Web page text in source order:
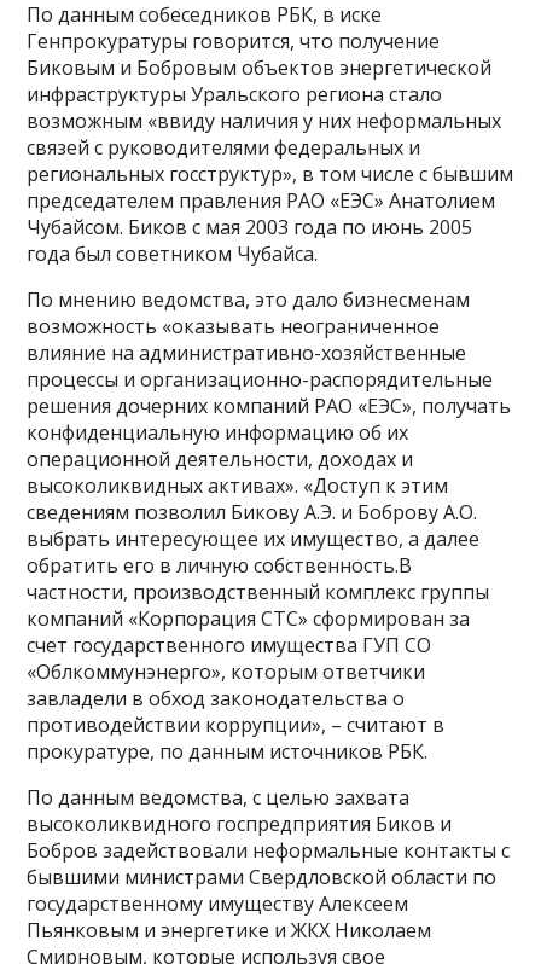
По данным собеседников РБК, в иске
Генпрокуратуры говорится, что получение
Биковым и Бобровым объектов энергетической
инфраструктуры Уральского региона стало
возможным «ввиду наличия у них неформальных
связей с руководителями федеральных и
региональных госструктур», в том числе с бывшим
председателем правления РАО «ЕЭС» Анатолием
Чубайсом. Биков с мая 2003 года по июнь 2005
года был советником Чубайса.
По мнению ведомства, это дало бизнесменам
возможность «оказывать неограниченное
влияние на административно-хозяйственные
процессы и организационно-распорядительные
решения дочерних компаний РАО «ЕЭС», получать
конфиденциальную информацию об их
операционной деятельности, доходах и
высоколиквидных активах». «Доступ к этим
сведениям позволил Бикову А.Э. и Боброву А.О.
выбрать интересующее их имущество, а далее
обратить его в личную собственность.В
частности, производственный комплекс группы
компаний «Корпорация СТС» сформирован за
счет государственного имущества ГУП СО
«Облкоммунэнерго», которым ответчики
завладели в обход законодательства о
противодействии коррупции», – считают в
прокуратуре, по данным источников РБК.
По данным ведомства, с целью захвата
высоколиквидного госпредприятия Биков и
Бобров задействовали неформальные контакты с
бывшими министрами Свердловской области по
государственному имуществу Алексеем
Пьянковым и энергетике и ЖКХ Николаем
Смирновым, которые используя свое